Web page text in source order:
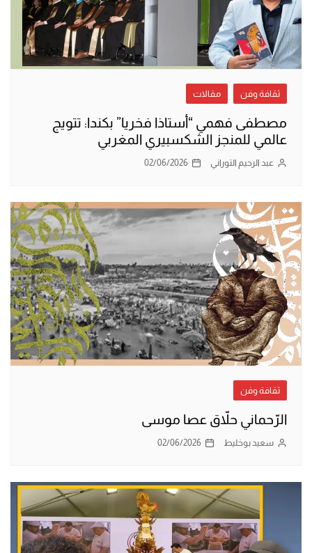
ثقافة وفن مقالات
مصطفى فهمي “أستاذا فخريا” بكندا: تتويج
عالمي للمنجز الشكسبيري المغربي
عبد الرحيم التوراني 02/06/2026
ثقافة وفن
الرّحماني حلاّق عصا موسى
سعيد بوخليط 02/06/2026